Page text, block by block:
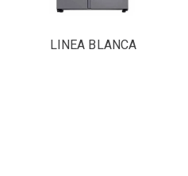
LINEA BLANCA